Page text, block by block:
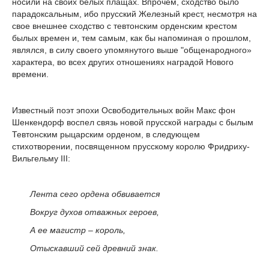
парадоксальным, ибо прусский Железный крест, несмотря на
свое внешнее сходство с тевтонским орденским крестом
былых времен и, тем самым, как бы напоминая о прошлом,
являлся, в силу своего упомянутого выше "общенародного»
характера, во всех других отношениях наградой Нового
времени.
Известный поэт эпохи Освободительных войн Макс фон
Шенкендорф воспел связь новой прусской награды с былым
Тевтонским рыцарским орденом, в следующем
стихотворении, посвященном прусскому королю Фридриху-
Вильгельму III:
Лента сего ордена обвивается
Вокруг духов отважных героев,
А ее магистр – король,
Отыскавший сей древний знак.